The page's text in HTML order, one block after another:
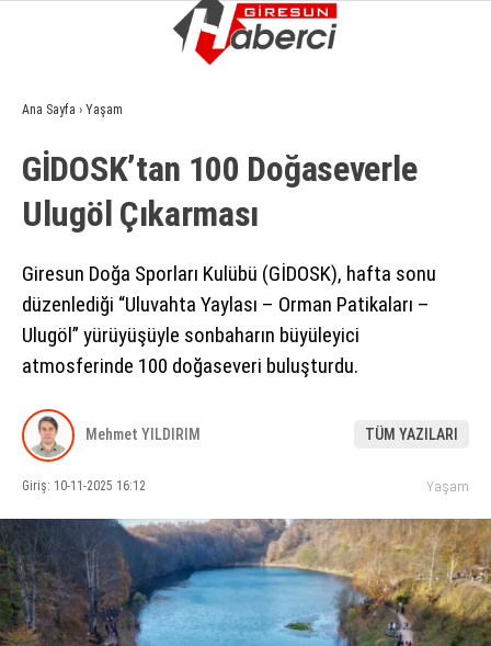
WhatsApp İhbar Hattı
GÜNDEM
EKONOMI
SIYASET
ASAYIŞ
SPOR
EĞITIM
SAĞLIK
KÜLTÜR SANAT
SERVISLER
Ana Sayfa › Yaşam
GİDOSK’tan 100 Doğaseverle
Ulugöl Çıkarması
Giresun Doğa Sporları Kulübü (GİDOSK), hafta sonu
düzenlediği “Uluvahta Yaylası – Orman Patikaları –
Ulugöl” yürüyüşüyle sonbaharın büyüleyici
atmosferinde 100 doğaseveri buluşturdu.
Mehmet YILDIRIM TÜM YAZILARI
Giriş: 10-11-2025 16:12 Yaşam